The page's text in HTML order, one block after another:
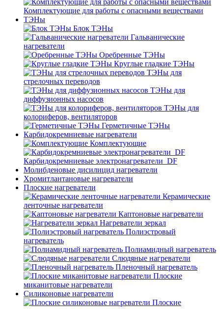
Комплектующие для работы с опасными веществами
ТЭНы
Блок ТЭНы
Гальванические
нагреватели
Оребренные ТЭНы
Круглые гладкие ТЭНы
ТЭНы для
стрелочных переводов
ТЭНы для
диффузионных насосов
ТЭНы для
колориферов, вентиляторов
Герметичные ТЭНы
Карбидокремниевые нагреватели
Комплектующие
Карбидокремниевые электронагреватели_DF
Молибденовые дисилицид нагреватели
Хромитлантановые нагреватели
Плоские нагреватели
Керамические
ленточные нагреватели
Каптоновые нагреватели
Нагреватели зеркал
Полиэстровый
нагреватель
Полиамидный нагреватель
Слюдяные нагреватели
Пленочный нагреватель
Плоские
миканитовые нагреватели
Силиконовые нагреватели
Плоские